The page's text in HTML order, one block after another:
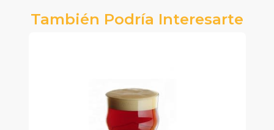
También Podría Interesarte